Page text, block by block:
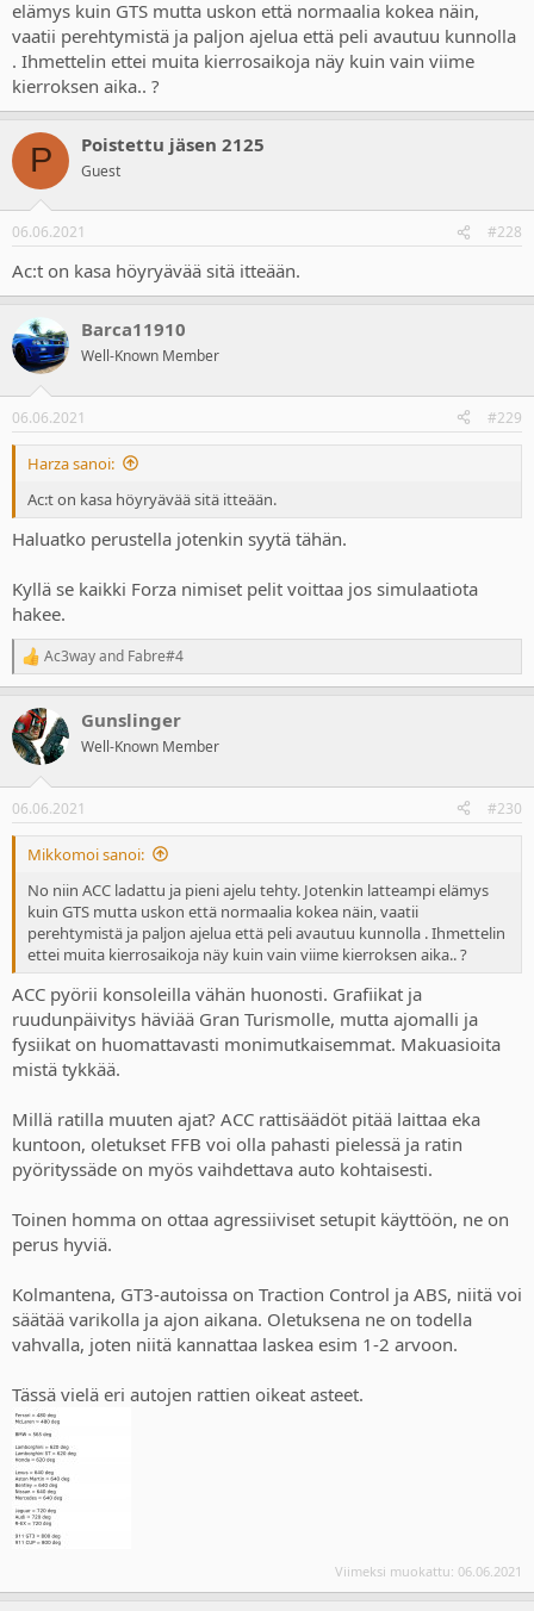
elämys kuin GTS mutta uskon että normaalia kokea näin,
vaatii perehtymistä ja paljon ajelua että peli avautuu kunnolla
. Ihmettelin ettei muita kierrosaikoja näy kuin vain viime
kierroksen aika.. ?
P Poistettu jäsen 2125
Guest
06.06.2021 #228
Ac:t on kasa höyryävää sitä itteään.
Barca11910
Well-Known Member
06.06.2021 #229
Harza sanoi:
Ac:t on kasa höyryävää sitä itteään.
Haluatko perustella jotenkin syytä tähän.
Kyllä se kaikki Forza nimiset pelit voittaa jos simulaatiota
hakee.
R
e
c
t
i
s
:
Ac3wayand Fabre#4
Gunslinger
Well-Known Member
06.06.2021 #230
Mikkomoi sanoi:
No niin ACC ladattu ja pieni ajelu tehty. Jotenkin latteampi elämys
kuin GTS mutta uskon että normaalia kokea näin, vaatii
perehtymistä ja paljon ajelua että peli avautuu kunnolla . Ihmettelin
ettei muita kierrosaikoja näy kuin vain viime kierroksen aika.. ?
ACC pyörii konsoleilla vähän huonosti. Grafiikat ja
ruudunpäivitys häviää Gran Turismolle, mutta ajomalli ja
fysiikat on huomattavasti monimutkaisemmat. Makuasioita
mistä tykkää.
Millä ratilla muuten ajat? ACC rattisäädöt pitää laittaa eka
kuntoon, oletukset FFB voi olla pahasti pielessä ja ratin
pyörityssäde on myös vaihdettava auto kohtaisesti.
Toinen homma on ottaa agressiiviset setupit käyttöön, ne on
perus hyviä.
Kolmantena, GT3-autoissa on Traction Control ja ABS, niitä voi
säätää varikolla ja ajon aikana. Oletuksena ne on todella
vahvalla, joten niitä kannattaa laskea esim 1-2 arvoon.
Tässä vielä eri autojen rattien oikeat asteet.
Viimeksi muokattu: 06.06.2021